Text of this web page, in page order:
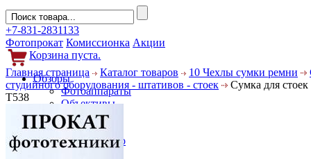
+7-831-2831133
Фотопрокат Комиссионка Акции
Корзина пуста.
Обзоры
Фотоаппараты
Объективы
Фильтры
Новости
Фото и видео
Главная страница Каталог товаров 10 Чехлы сумки ремни
студийного оборудования - штативов - стоек
Сумка для
T538